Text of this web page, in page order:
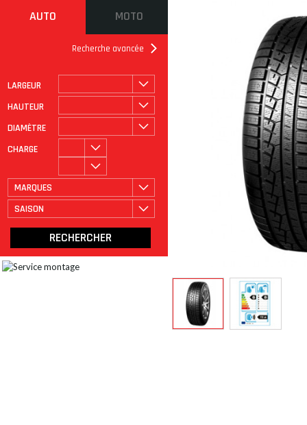
AUTO MOTO
Recherche avancée
LARGEUR
HAUTEUR
DIAMÈTRE
CHARGE
MARQUES
SAISON
ROULAGE À PLAT